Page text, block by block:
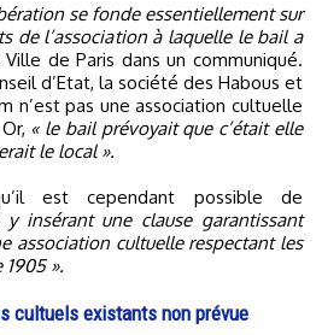
se fonde essentiellement sur
de l’association à laquelle le bail a
de Paris dans un communiqué.
d’Etat, la société des Habous et
n’est pas une association cultuelle
« le bail prévoyait que c’était elle
le local ».
est cependant possible de
y insérant une clause garantissant
association cultuelle respectant les
».
cultuels existants non prévue